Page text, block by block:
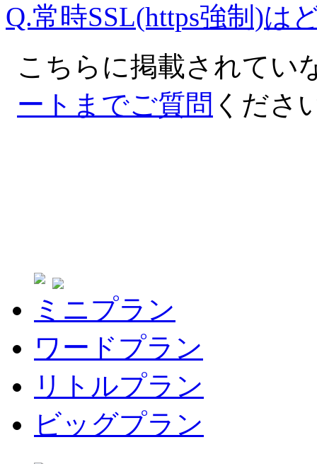
Q.常時SSL(https強制)は
こちらに掲載されてい
ートまでご質問 くださ
ミニプラン
ワードプラン
リトルプラン
ビッグプラン